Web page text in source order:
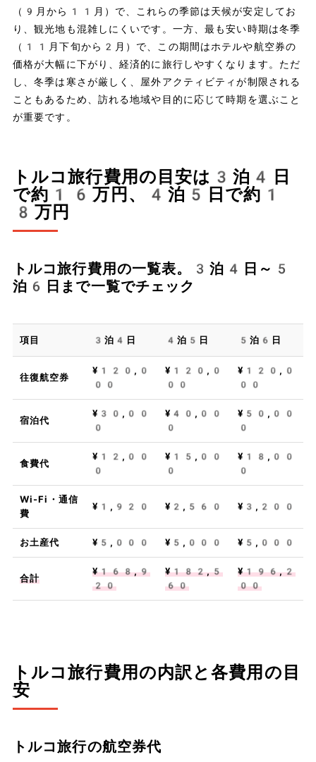
（9月から11月）で、これらの季節は天候が安定してお
り、観光地も混雑しにくいです。一方、最も安い時期は冬季
（11月下旬から2月）で、この期間はホテルや航空券の
価格が大幅に下がり、経済的に旅行しやすくなります。ただ
し、冬季は寒さが厳しく、屋外アクティビティが制限される
こともあるため、訪れる地域や目的に応じて時期を選ぶこと
が重要です。
トルコ旅行費用の目安は3泊4日
で約16万円、4泊5日で約1
8万円
トルコ旅行費用の一覧表。3泊4日～5
泊6日まで一覧でチェック
項目 3泊4日 4泊5日 5泊6日
往復航空券
¥120,0
00
¥120,0
00
¥120,0
00
宿泊代
¥30,00
0
¥40,00
0
¥50,00
0
食費代
¥12,00
0
¥15,00
0
¥18,00
0
Wi-Fi・通信
費
¥1,920 ¥2,560 ¥3,200
お土産代 ¥5,000 ¥5,000 ¥5,000
合計
¥168,9
20
¥182,5
60
¥196,2
00
トルコ旅行費用の内訳と各費用の目
安
トルコ旅行の航空券代